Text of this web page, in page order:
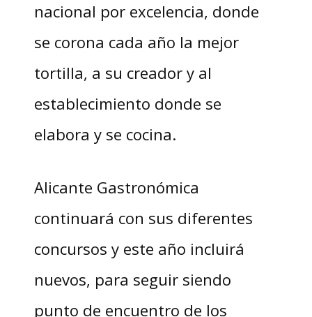
nacional por excelencia, donde
se corona cada año la mejor
tortilla, a su creador y al
establecimiento donde se
elabora y se cocina.
Alicante Gastronómica
continuará con sus diferentes
concursos y este año incluirá
nuevos, para seguir siendo
punto de encuentro de los